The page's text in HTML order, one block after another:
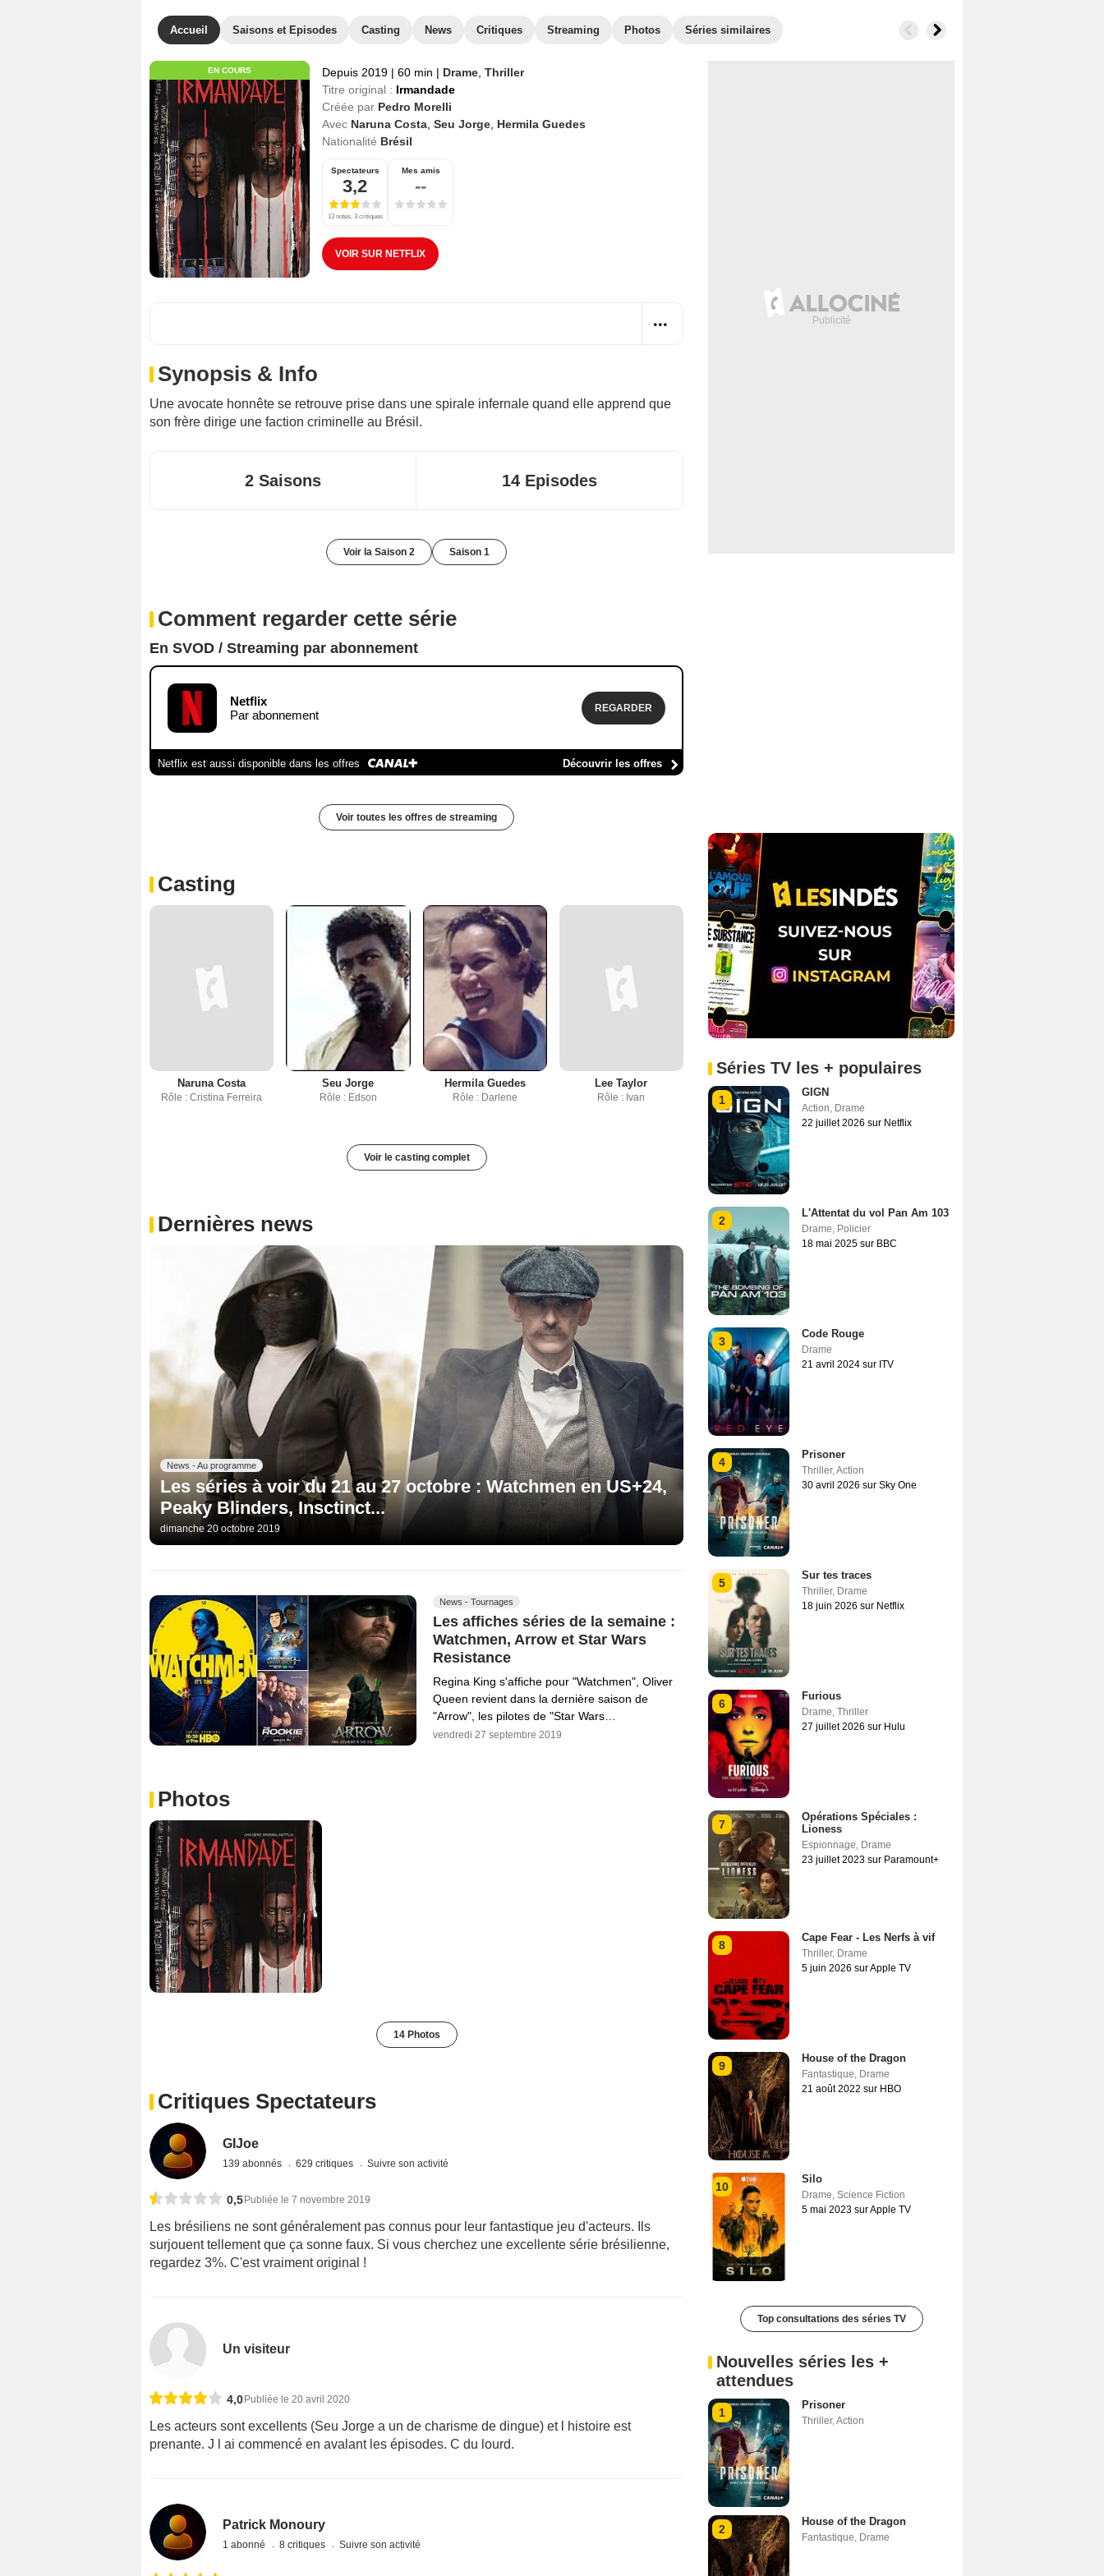
Accueil Saisons et Episodes Casting News Critiques Streaming Photos Séries similaires
EN COURS Depuis 2019 | 60 min | Drame Thriller
Titre original : Irmandade
Créée par Pedro Morelli
Avec Naruna Costa Seu Jorge Hermila Guedes
Nationalité Brésil
Spectateurs
3,2
13 notes, 3 critiques
Mes amis
--
VOIR SUR NETFLIX
Synopsis & Info
Une avocate honnête se retrouve prise dans une spirale infernale quand elle apprend que
son frère dirige une faction criminelle au Brésil.
2 Saisons 14 Episodes
Voir la Saison 2 Saison 1
Comment regarder cette série
En SVOD / Streaming par abonnement
Netflix
Par abonnement
REGARDER
Netflix est aussi disponible dans les offres Découvrir les offres
Voir toutes les offres de streaming
Casting
Naruna Costa
Rôle : Cristina Ferreira
Seu Jorge
Rôle : Edson
Hermila Guedes
Rôle : Darlene
Lee Taylor
Rôle : Ivan
Voir le casting complet
Dernières news
News - Au programme
Les séries à voir du 21 au 27 octobre : Watchmen en US+24,
Peaky Blinders, Insctinct...
dimanche 20 octobre 2019
News - Tournages
Les affiches séries de la semaine :
Watchmen, Arrow et Star Wars
Resistance
Regina King s'affiche pour "Watchmen", Oliver
Queen revient dans la dernière saison de
"Arrow", les pilotes de "Star Wars…
vendredi 27 septembre 2019
Photos
14 Photos
Critiques Spectateurs
GIJoe
139 abonnés 629 critiques Suivre son activité
0,5 Publiée le 7 novembre 2019
Les brésiliens ne sont généralement pas connus pour leur fantastique jeu d'acteurs. Ils
surjouent tellement que ça sonne faux. Si vous cherchez une excellente série brésilienne,
regardez 3%. C'est vraiment original !
Un visiteur
4,0 Publiée le 20 avril 2020
Les acteurs sont excellents (Seu Jorge a un de charisme de dingue) et l histoire est
prenante. J l ai commencé en avalant les épisodes. C du lourd.
Patrick Monoury
1 abonné 8 critiques Suivre son activité
Séries TV les + populaires
1
GIGN
Action, Drame
22 juillet 2026 sur Netflix
2
L'Attentat du vol Pan Am 103
Drame, Policier
18 mai 2025 sur BBC
3
Code Rouge
Drame
21 avril 2024 sur ITV
4
Prisoner
Thriller,Action
30 avril 2026 sur Sky One
5
Sur tes traces
Thriller, Drame
18 juin 2026 sur Netflix
6
Furious
Drame, Thriller
27 juillet 2026 sur Hulu
7
Opérations Spéciales :
Lioness
Espionnage, Drame
23 juillet 2023 sur Paramount+
8
Cape Fear - Les Nerfs à vif
Thriller, Drame
5 juin 2026 sur Apple TV
9
House of the Dragon
Fantastique, Drame
21 août 2022 sur HBO
10
Silo
Drame, Science Fiction
5 mai 2023 sur Apple TV
Top consultations des séries TV
Nouvelles séries les +
attendues
1
Prisoner
Thriller,Action
2
House of the Dragon
Fantastique, Drame